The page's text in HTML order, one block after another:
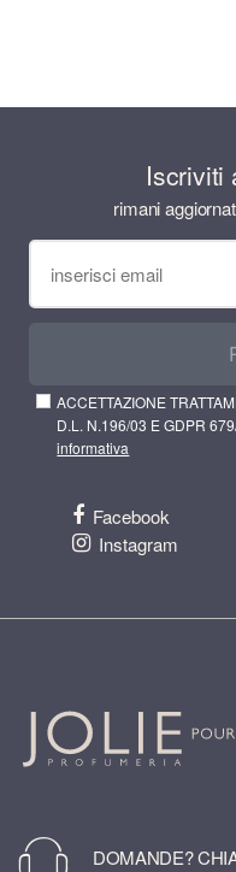
Iscriviti
rimani
ACCETTAZIONE
D.L. N.196/03 E GDPR
informativa
Facebook
Instagram
DOMANDE?